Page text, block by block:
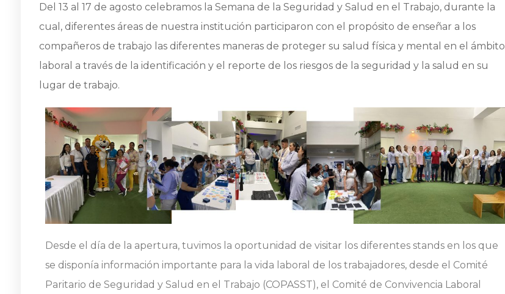
Del 13 al 17 de agosto celebramos la Semana de la Seguridad y Salud en el Trabajo, durante la
cual, diferentes áreas de nuestra institución participaron con el propósito de enseñar a los
compañeros de trabajo las diferentes maneras de proteger su salud física y mental en el ámbito
laboral a través de la identificación y el reporte de los riesgos de la seguridad y la salud en su
lugar de trabajo.
Desde el día de la apertura, tuvimos la oportunidad de visitar los diferentes stands en los que
se disponía información importante para la vida laboral de los trabajadores, desde el Comité
Paritario de Seguridad y Salud en el Trabajo (COPASST), el Comité de Convivencia Laboral